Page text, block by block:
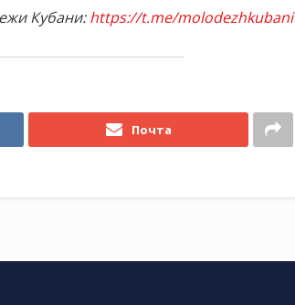
Кубани:https://t.me/molodezhkubani
Почта